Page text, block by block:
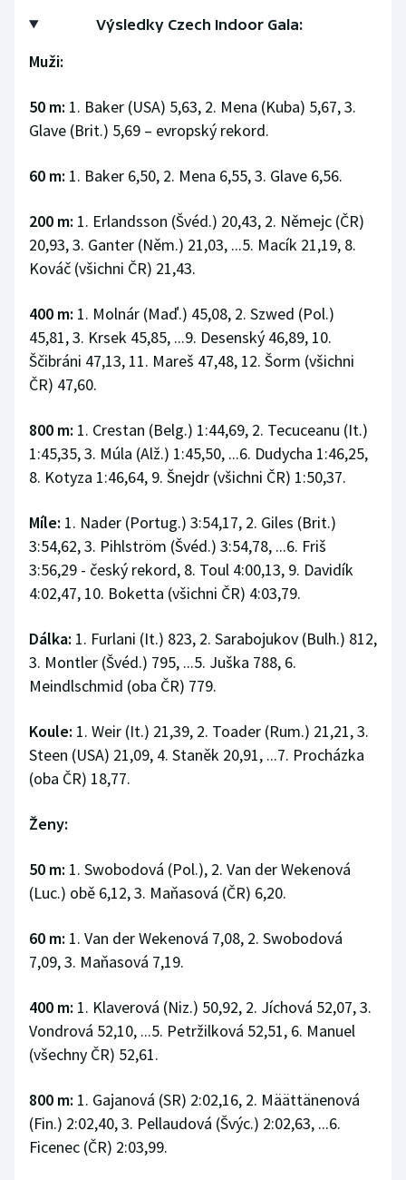
Výsledky Czech Indoor Gala:
Muži:
50 m: 1. Baker (USA) 5,63, 2. Mena (Kuba) 5,67, 3.
Glave (Brit.) 5,69 – evropský rekord.
60 m: 1. Baker 6,50, 2. Mena 6,55, 3. Glave 6,56.
200 m: 1. Erlandsson (Švéd.) 20,43, 2. Němejc (ČR)
20,93, 3. Ganter (Něm.) 21,03, ...5. Macík 21,19, 8.
Kováč (všichni ČR) 21,43.
400 m: 1. Molnár (Maď.) 45,08, 2. Szwed (Pol.)
45,81, 3. Krsek 45,85, ...9. Desenský 46,89, 10.
Ščibráni 47,13, 11. Mareš 47,48, 12. Šorm (všichni
ČR) 47,60.
800 m: 1. Crestan (Belg.) 1:44,69, 2. Tecuceanu (It.)
1:45,35, 3. Múla (Alž.) 1:45,50, ...6. Dudycha 1:46,25,
8. Kotyza 1:46,64, 9. Šnejdr (všichni ČR) 1:50,37.
Míle: 1. Nader (Portug.) 3:54,17, 2. Giles (Brit.)
3:54,62, 3. Pihlström (Švéd.) 3:54,78, ...6. Friš
3:56,29 - český rekord, 8. Toul 4:00,13, 9. Davidík
4:02,47, 10. Boketta (všichni ČR) 4:03,79.
Dálka: 1. Furlani (It.) 823, 2. Sarabojukov (Bulh.) 812,
3. Montler (Švéd.) 795, ...5. Juška 788, 6.
Meindlschmid (oba ČR) 779.
Koule: 1. Weir (It.) 21,39, 2. Toader (Rum.) 21,21, 3.
Steen (USA) 21,09, 4. Staněk 20,91, ...7. Procházka
(oba ČR) 18,77.
Ženy:
50 m: 1. Swobodová (Pol.), 2. Van der Wekenová
(Luc.) obě 6,12, 3. Maňasová (ČR) 6,20.
60 m: 1. Van der Wekenová 7,08, 2. Swobodová
7,09, 3. Maňasová 7,19.
400 m: 1. Klaverová (Niz.) 50,92, 2. Jíchová 52,07, 3.
Vondrová 52,10, ...5. Petržilková 52,51, 6. Manuel
(všechny ČR) 52,61.
800 m: 1. Gajanová (SR) 2:02,16, 2. Määttänenová
(Fin.) 2:02,40, 3. Pellaudová (Švýc.) 2:02,63, ...6.
Ficenec (ČR) 2:03,99.